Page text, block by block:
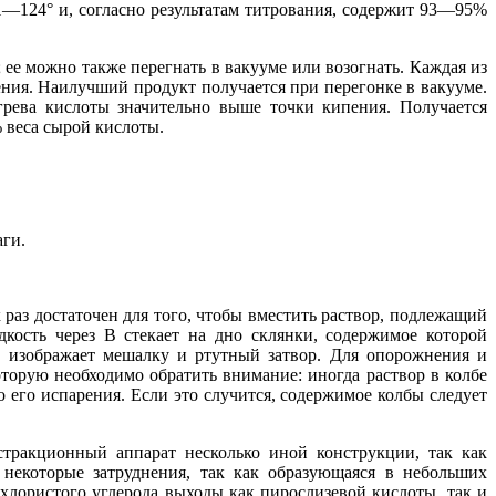
и, согласно результатам титрования, содержит 93—95%
можно также перегнать в вакууме или возогнать. Каждая из
Наилучший продукт получается при перегонке в вакууме.
кислоты значительно выше точки кипения. Получается
сырой кислоты.
достаточен для того, чтобы вместить раствор, подлежащий
через В стекает на дно склянки, содержимое которой
мешалку и ртутный затвор. Для опорожнения и
необходимо обратить внимание: иногда раствор в колбе
испарения. Если это случится, содержимое колбы следует
аппарат несколько иной конструкции, так как
затруднения, так как образующаяся в небольших